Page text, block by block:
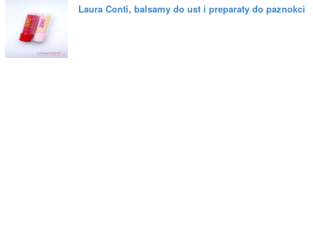
Laura Conti, balsamy do ust i preparaty do paznokci